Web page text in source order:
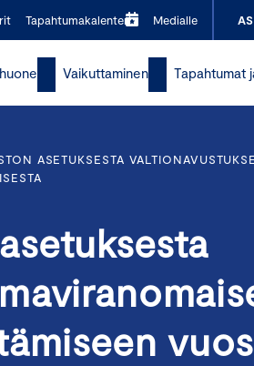
Tapahtumakalenteri Medialle
Vaikuttaminen Tapahtumat
ASETUKSESTA